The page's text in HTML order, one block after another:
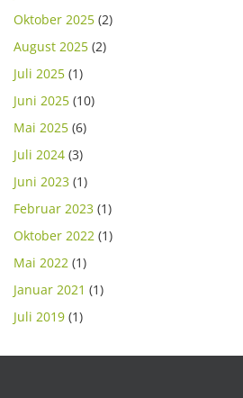
Oktober 2025 (2)
August 2025 (2)
Juli 2025 (1)
Juni 2025 (10)
Mai 2025 (6)
Juli 2024 (3)
Juni 2023 (1)
Februar 2023 (1)
Oktober 2022 (1)
Mai 2022 (1)
Januar 2021 (1)
Juli 2019 (1)